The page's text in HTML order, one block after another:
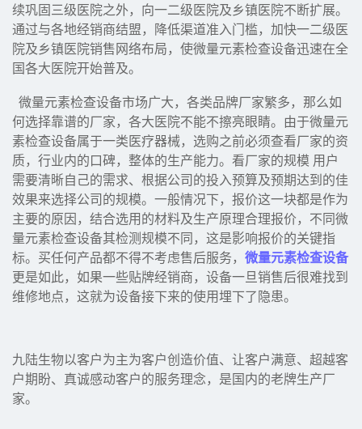
续巩固三级医院之外，向一二级医院及乡镇医院不断扩展。
通过与各地经销商结盟，降低渠道准入门槛，加快一二级医
院及乡镇医院销售网络布局，使微量元素检查设备迅速在全
国各大医院开始普及。
微量元素检查设备市场广大，各类品牌厂家繁多，那么如
何选择靠谱的厂家，各大医院不能不擦亮眼睛。由于微量元
素检查设备属于一类医疗器械，选购之前必须查看厂家的资
质，行业内的口碑，整体的生产能力。看厂家的规模 用户
需要清晰自己的需求、根据公司的投入预算及预期达到的佳
效果来选择公司的规模。一般情况下，报价这一块都是作为
主要的原因，结合选用的材料及生产原理合理报价，不同微
量元素检查设备其检测规模不同，这是影响报价的关键指
标。买任何产品都不得不考虑售后服务， 微量元素检查设备
更是如此，如果一些贴牌经销商，设备一旦销售后很难找到
维修地点，这就为设备接下来的使用埋下了隐患。
九陆生物以客户为主为客户创造价值、让客户满意、超越客
户期盼、真诚感动客户的服务理念，是国内的老牌生产厂
家。